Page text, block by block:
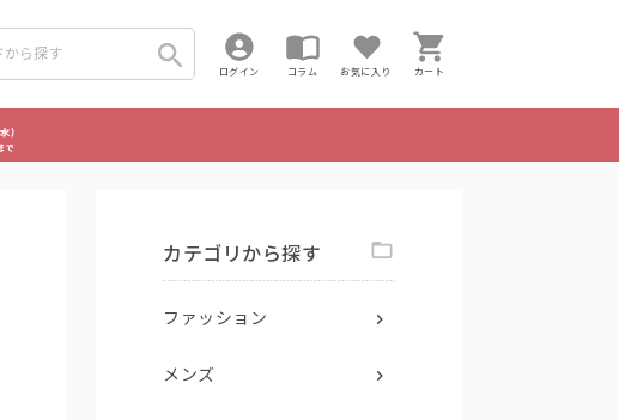
ログイン コラム お気に入り カート
カテゴリから探す
ファッション
メンズ